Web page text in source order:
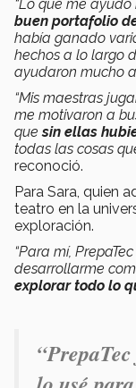
“Lo que me
buen portafolio
había ganado
hechos a lo largo
ayudaron mucho a
“Mis maestras
me motivaron a
que sin ellas
todas las cosas
reconoció.
Para Sara, quien
teatro en la
exploración.
“Para mí,
desarrollarme
explorar todo lo